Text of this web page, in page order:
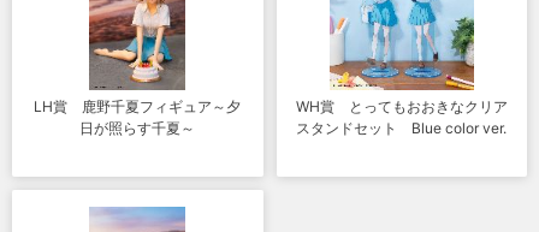
LH賞 鹿野千夏フィギュア～夕
日が照らす千夏～
WH賞 とってもおおきなクリア
スタンドセット Blue color ver.